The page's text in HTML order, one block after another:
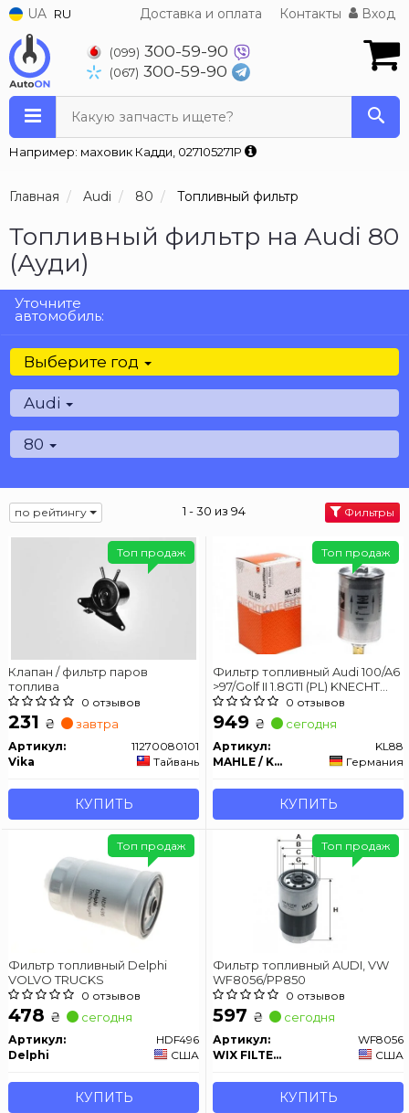
UA RU Доставка и оплата Контакты Вход
(099) 300-59-90
(067) 300-59-90
Какую запчасть ищете?
Например: маховик Кадди, 027105271P
Главная Audi 80 Топливный фильтр
Топливный фильтр на Audi 80
(Ауди)
Уточните
автомобиль:
Выберите год
Audi
80
по рейтингу 1 - 30 из 94 Фильтры
Клапан / фильтр паров
топлива
0 отзывов
231 ₴ завтра
Артикул:
11270080101
Vika
Тайвань
КУПИТЬ
Топ продаж
Фильтр топливный Audi 100/A6
>97/Golf II 1.8GTI (PL) KNECHT
KL88
0 отзывов
949 ₴ сегодня
Артикул:
KL88
MAHLE / KNECHT
Германия
КУПИТЬ
Топ продаж
Фильтр топливный Delphi
VOLVO TRUCKS
0 отзывов
478 ₴ сегодня
Артикул:
HDF496
Delphi
США
КУПИТЬ
Топ продаж
Фильтр топливный AUDI, VW
WF8056/PP850
0 отзывов
597 ₴ сегодня
Артикул:
WF8056
WIX FILTERS
США
КУПИТЬ
Топ продаж